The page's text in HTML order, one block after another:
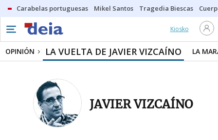
Carabelas portuguesas Mikel Santos Tragedia Biescas
Kiosko
OPINIÓN LA VUELTA DE JAVIER VIZCAÍNO LA
JAVIER VIZCAÍNO